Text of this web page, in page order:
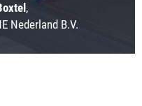
,
Nederland B.V.